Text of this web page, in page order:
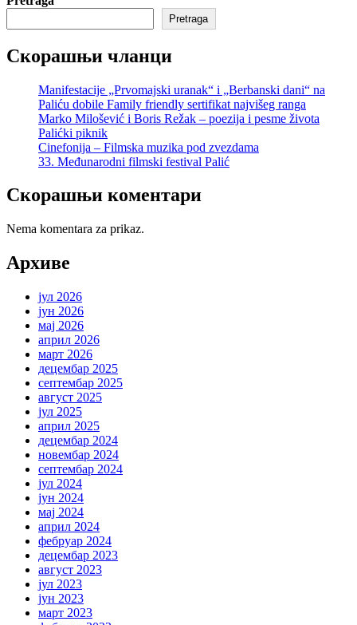
Pretraga
Скорашњи чланци
Manifestacije „Prvomajski uranak“ i „Berbanski dani“ na
Paliću dobile Family friendly sertifikat najvišeg ranga
Marko Milošević i Boris Režak – poezija i pesme života
Palićki piknik
Cinefonija – Filmska muzika pod zvezdama
33. Međunarodni filmski festival Palić
Скорашњи коментари
Nema komentara za prikaz.
Архиве
јул 2026
јун 2026
мај 2026
април 2026
март 2026
децембар 2025
септембар 2025
август 2025
јул 2025
април 2025
децембар 2024
новембар 2024
септембар 2024
јул 2024
јун 2024
мај 2024
април 2024
фебруар 2024
децембар 2023
август 2023
јул 2023
јун 2023
март 2023